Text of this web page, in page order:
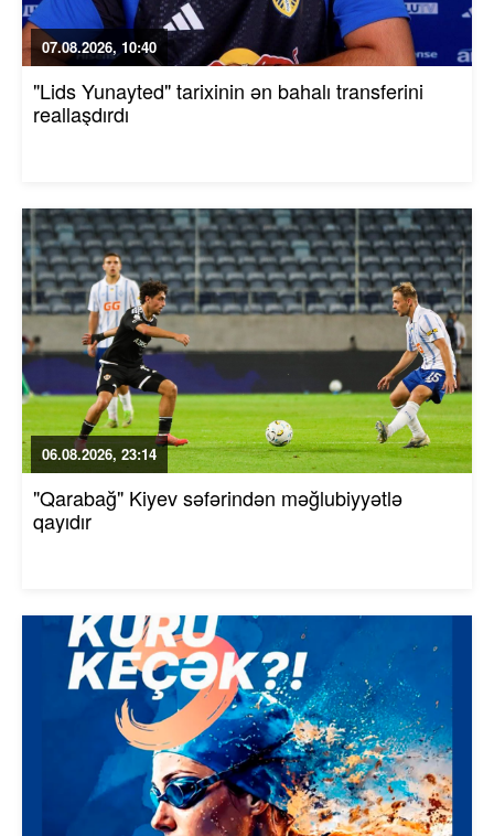
07.08.2026, 10:40
"Lids Yunayted" tarixinin ən bahalı transferini
reallaşdırdı
06.08.2026, 23:14
"Qarabağ" Kiyev səfərindən məğlubiyyətlə
qayıdır